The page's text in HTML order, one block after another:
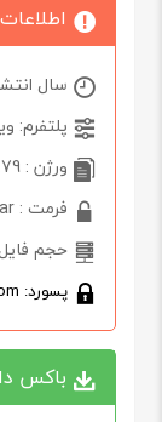
سال انتشار
پلتفرم:
ورژن : 1.0.6.79
فرمت : rar
حجم فایل : 7
پسورد: softabzar.com
باکس